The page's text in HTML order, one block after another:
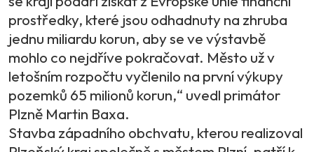
prostředky, které jsou odhadnuty na zhruba
jednu miliardu korun, aby se ve výstavbě
mohlo co nejdříve pokračovat. Město už v
letošním rozpočtu vyčlenilo na první výkupy
pozemků 65 milionů korun,“ uvedl primátor
Plzně Martin Baxa.
Stavba západního obchvatu, kterou realizoval